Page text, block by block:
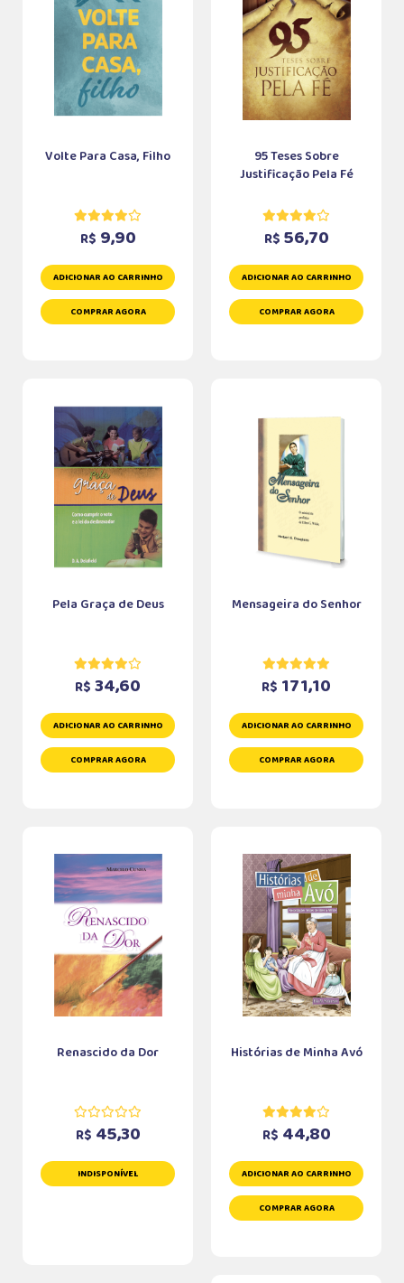
Volte Para Casa, Filho
R$ 9,90
ADICIONAR AO CARRINHO
COMPRAR AGORA
95 Teses Sobre
Justificação Pela Fé
R$ 56,70
ADICIONAR AO CARRINHO
COMPRAR AGORA
Pela Graça de Deus
R$ 34,60
ADICIONAR AO CARRINHO
COMPRAR AGORA
Mensageira do Senhor
R$ 171,10
ADICIONAR AO CARRINHO
COMPRAR AGORA
Renascido da Dor
R$ 45,30
INDISPONÍVEL
Histórias de Minha Avó
R$ 44,80
ADICIONAR AO CARRINHO
COMPRAR AGORA